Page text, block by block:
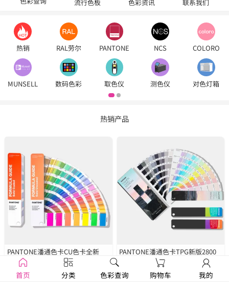
流行色板 色彩资讯 联系我们
热销 RAL劳尔 PANTONE NCS COLORO
MUNSELL 数码色彩 取色仪 测色仪 对色灯箱
热销产品
PANTONE潘通色卡CU色卡全新
2390色
￥1250
PANTONE潘通色卡TPG新版2800
FHIP110C
￥1679
首页 分类 色彩查询 购物车 我的